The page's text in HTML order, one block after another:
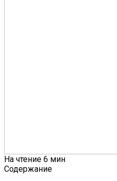
На чтение 6 мин
Содержание